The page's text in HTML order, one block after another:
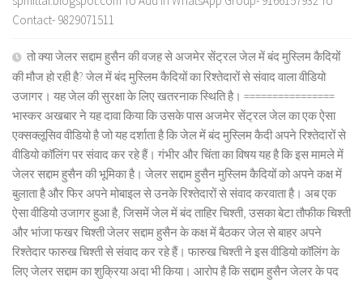
Contact- 9829071511
तो क्या जेलर सद्दाम हुसैन की वजह से अजमेर सेंट्रल जेल में बंद मुस्लिम कैदियों
की मौज हो रही है? जेल में बंद मुस्लिम कैदियों का रिश्तेदारों से संवाद वाला वीडियो
उजागर। यह जेल की सुरक्षा के लिए खतरनाक स्थिति है। ================
भास्कर अखबार ने यह दावा किया कि उसके पास अजमेर सेंट्रल जेल का एक ऐसा
एक्सक्लूसिव वीडियो है जो यह दर्शाता है कि जेल में बंद मुस्लिम कैदी अपने रिश्तेदारों से
वीडियो कॉलिंग पर संवाद कर रहे हैं। गंभीर और चिंता का विषय यह है कि इस मामले में
जेलर सद्दाम हुसैन की भूमिका है। जेलर सद्दाम हुसैन मुस्लिम कैदियों को अपने कक्ष में
बुलाता है और फिर अपने मोबाइल से उनके रिश्तेदारों से संवाद करवाता है। अब एक
ऐसा वीडियो उजागर हुआ है, जिसमें जेल में बंद ताहिर चिश्ती, उसका बेटा तौफीक चिश्ती
और भांजा फखर चिश्ती जेलर सद्दाम हुसैन के कक्ष में बैठकर जेल से बाहर अपने
रिश्तेदार फारुख चिश्ती से संवाद कर रहे हैं। फारुख चिश्ती ने इस वीडियो कॉलिंग के
लिए जेलर सद्दाम का शुक्रिया अदा भी किया। आरोप है कि सद्दाम हुसैन जेलर के पद